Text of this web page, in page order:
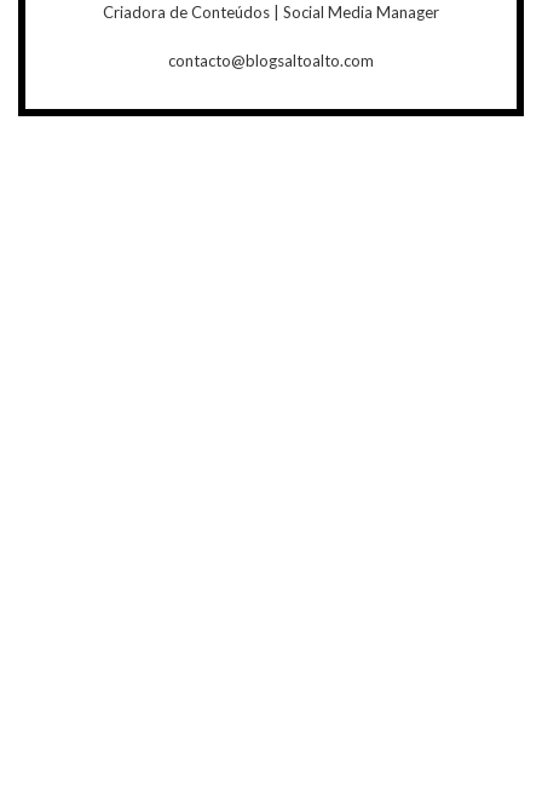
Criadora de Conteúdos | Social Media Manager
contacto@blogsaltoalto.com